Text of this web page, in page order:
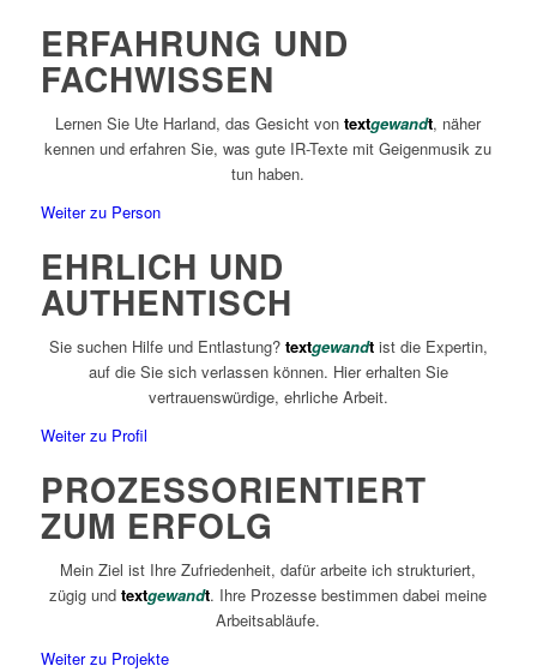
ERFAHRUNG UND
FACHWISSEN
Lernen Sie Ute Harland, das Gesicht vontextgewandt, näher
kennen und erfahren Sie, was gute IR-Texte mit Geigenmusik zu
tun haben.
Weiter zu Person
EHRLICH UND
AUTHENTISCH
Sie suchen Hilfe und Entlastung? textgewandtist die Expertin,
auf die Sie sich verlassen können. Hier erhalten Sie
vertrauenswürdige, ehrliche Arbeit.
Weiter zu Profil
PROZESSORIENTIERT
ZUM ERFOLG
Mein Ziel ist Ihre Zufriedenheit, dafür arbeite ich strukturiert,
zügig undtextgewandt. Ihre Prozesse bestimmen dabei meine
Arbeitsabläufe.
Weiter zu Projekte